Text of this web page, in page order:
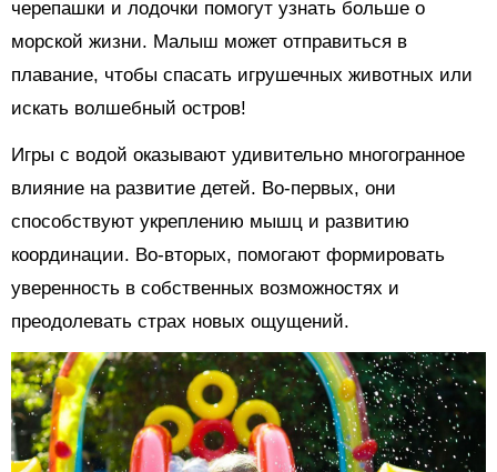
черепашки и лодочки помогут узнать больше о
морской жизни. Малыш может отправиться в
плавание, чтобы спасать игрушечных животных или
искать волшебный остров!
Игры с водой оказывают удивительно многогранное
влияние на развитие детей. Во-первых, они
способствуют укреплению мышц и развитию
координации. Во-вторых, помогают формировать
уверенность в собственных возможностях и
преодолевать страх новых ощущений.